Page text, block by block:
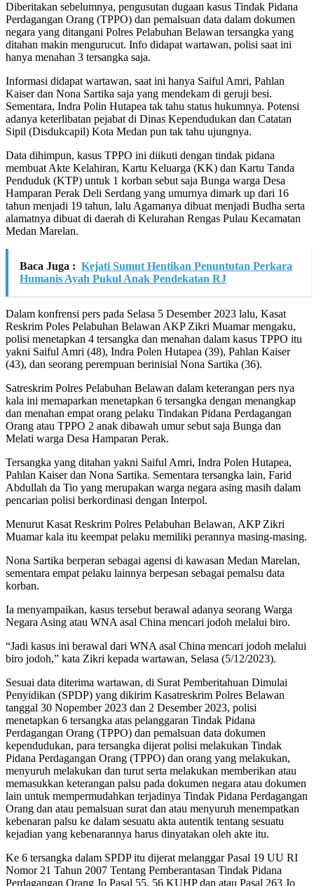
Diberitakan sebelumnya, pengusutan dugaan kasus Tindak Pidana
Perdagangan Orang (TPPO) dan pemalsuan data dalam dokumen
negara yang ditangani Polres Pelabuhan Belawan tersangka yang
ditahan makin mengurucut. Info didapat wartawan, polisi saat ini
hanya menahan 3 tersangka saja.
Informasi didapat wartawan, saat ini hanya Saiful Amri, Pahlan
Kaiser dan Nona Sartika saja yang mendekam di geruji besi.
Sementara, Indra Polin Hutapea tak tahu status hukumnya. Potensi
adanya keterlibatan pejabat di Dinas Kependudukan dan Catatan
Sipil (Disdukcapil) Kota Medan pun tak tahu ujungnya.
Data dihimpun, kasus TPPO ini diikuti dengan tindak pidana
membuat Akte Kelahiran, Kartu Keluarga (KK) dan Kartu Tanda
Penduduk (KTP) untuk 1 korban sebut saja Bunga warga Desa
Hamparan Perak Deli Serdang yang umurnya dimark up dari 16
tahun menjadi 19 tahun, lalu Agamanya dibuat menjadi Budha serta
alamatnya dibuat di daerah di Kelurahan Rengas Pulau Kecamatan
Medan Marelan.
Baca Juga : Kejati Sumut Hentikan Penuntutan Perkara
Humanis Ayah Pukul Anak Pendekatan RJ
Dalam konfrensi pers pada Selasa 5 Desember 2023 lalu, Kasat
Reskrim Poles Pelabuhan Belawan AKP Zikri Muamar mengaku,
polisi menetapkan 4 tersangka dan menahan dalam kasus TPPO itu
yakni Saiful Amri (48), Indra Polen Hutapea (39), Pahlan Kaiser
(43), dan seorang perempuan berinisial Nona Sartika (36).
Satreskrim Polres Pelabuhan Belawan dalam keterangan pers nya
kala ini memaparkan menetapkan 6 tersangka dengan menangkap
dan menahan empat orang pelaku Tindakan Pidana Perdagangan
Orang atau TPPO 2 anak dibawah umur sebut saja Bunga dan
Melati warga Desa Hamparan Perak.
Tersangka yang ditahan yakni Saiful Amri, Indra Polen Hutapea,
Pahlan Kaiser dan Nona Sartika. Sementara tersangka lain, Farid
Abdullah da Tio yang merupakan warga negara asing masih dalam
pencarian polisi berkordinasi dengan Interpol.
Menurut Kasat Reskrim Polres Pelabuhan Belawan, AKP Zikri
Muamar kala itu keempat pelaku memiliki perannya masing-masing.
Nona Sartika berperan sebagai agensi di kawasan Medan Marelan,
sementara empat pelaku lainnya berpesan sebagai pemalsu data
korban.
Ia menyampaikan, kasus tersebut berawal adanya seorang Warga
Negara Asing atau WNA asal China mencari jodoh melalui biro.
“Jadi kasus ini berawal dari WNA asal China mencari jodoh melalui
biro jodoh,” kata Zikri kepada wartawan, Selasa (5/12/2023).
Sesuai data diterima wartawan, di Surat Pemberitahuan Dimulai
Penyidikan (SPDP) yang dikirim Kasatreskrim Polres Belawan
tanggal 30 Nopember 2023 dan 2 Desember 2023, polisi
menetapkan 6 tersangka atas pelanggaran Tindak Pidana
Perdagangan Orang (TPPO) dan pemalsuan data dokumen
kependudukan, para tersangka dijerat polisi melakukan Tindak
Pidana Perdagangan Orang (TPPO) dan orang yang melakukan,
menyuruh melakukan dan turut serta melakukan memberikan atau
memasukkan keterangan palsu pada dokumen negara atau dokumen
lain untuk mempermudahkan terjadinya Tindak Pidana Perdagangan
Orang dan atau pemalsuan surat dan atau menyuruh menempatkan
kebenaran palsu ke dalam sesuatu akta autentik tentang sesuatu
kejadian yang kebenarannya harus dinyatakan oleh akte itu.
Ke 6 tersangka dalam SPDP itu dijerat melanggar Pasal 19 UU RI
Nomor 21 Tahun 2007 Tentang Pemberantasan Tindak Pidana
Perdagangan Orang Jo Pasal 55, 56 KUHP dan atau Pasal 263 Jo